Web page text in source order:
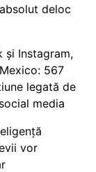
deloc
și Instagram,
567
legată de
media
vor